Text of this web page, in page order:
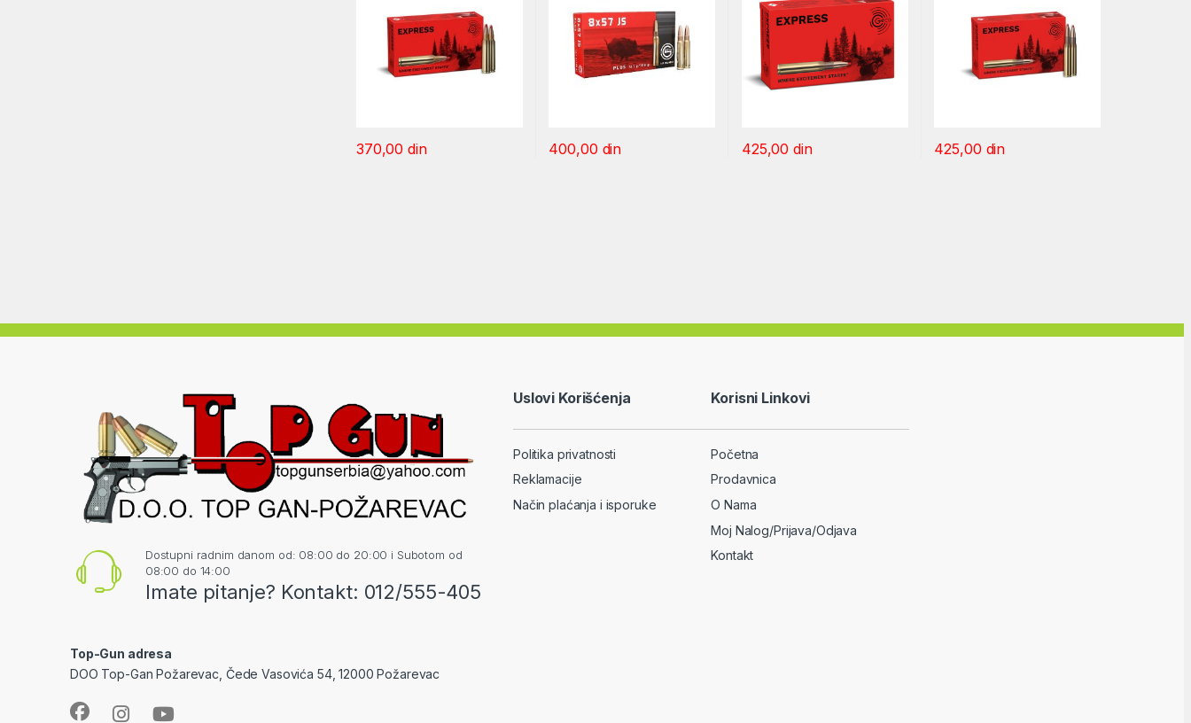
370,00din 400,00 din 425,00din 425,00 din
Dostupni radnim danom od: 08:00 do 20:00 i Subotom od
08:00 do 14:00
Imate pitanje? Kontakt: 012/555-405
Top-Gun adresa
DOO Top-Gan Požarevac, Čede Vasovića 54, 12000 Požarevac
Uslovi Korišćenja
Politika privatnosti
Reklamacije
Način plaćanja i isporuke
Korisni Linkovi
Početna
Prodavnica
O Nama
Moj Nalog/Prijava/Odjava
Kontakt